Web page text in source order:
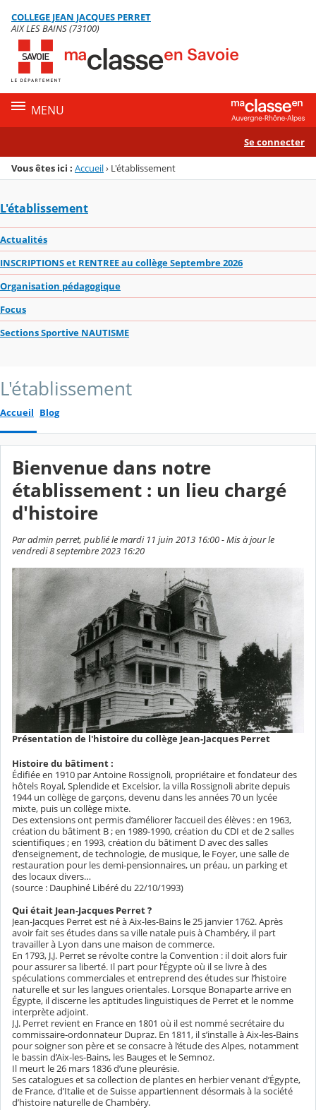
Menu de la rubrique
Contenu
COLLEGE JEAN JACQUES PERRET
AIX LES BAINS (73100)
MENU
Se connecter
Vous êtes ici : Accueil› L'établissement
L'établissement
Actualités
INSCRIPTIONS et RENTREE au collège Septembre 2026
Organisation pédagogique
Focus
Sections Sportive NAUTISME
L'établissement
Accueil Blog
Bienvenue dans notre
établissement : un lieu chargé
d'histoire
Par admin perret, publié le mardi 11 juin 2013 16:00 - Mis à jour le
vendredi 8 septembre 2023 16:20
Présentation de l'histoire du collège Jean-Jacques Perret
Histoire du bâtiment :
Édifiée en 1910 par Antoine Rossignoli, propriétaire et fondateur des
hôtels Royal, Splendide et Excelsior, la villa Rossignoli abrite depuis
1944 un collège de garçons, devenu dans les années 70 un lycée
mixte, puis un collège mixte.
Des extensions ont permis d’améliorer l’accueil des élèves : en 1963,
création du bâtiment B ; en 1989-1990, création du CDI et de 2 salles
scientifiques ; en 1993, création du bâtiment D avec des salles
d’enseignement, de technologie, de musique, le Foyer, une salle de
restauration pour les demi-pensionnaires, un préau, un parking et
des locaux divers…
(source : Dauphiné Libéré du 22/10/1993)
Qui était Jean-Jacques Perret ?
Jean-Jacques Perret est né à Aix-les-Bains le 25 janvier 1762. Après
avoir fait ses études dans sa ville natale puis à Chambéry, il part
travailler à Lyon dans une maison de commerce.
En 1793, J.J. Perret se révolte contre la Convention : il doit alors fuir
pour assurer sa liberté. Il part pour l’Égypte où il se livre à des
spéculations commerciales et entreprend des études sur l’histoire
naturelle et sur les langues orientales. Lorsque Bonaparte arrive en
Égypte, il discerne les aptitudes linguistiques de Perret et le nomme
interprète adjoint.
J.J. Perret revient en France en 1801 où il est nommé secrétaire du
commissaire-ordonnateur Dupraz. En 1811, il s’installe à Aix-les-Bains
pour soigner son père et se consacre à l’étude des Alpes, notamment
le bassin d’Aix-les-Bains, les Bauges et le Semnoz.
Il meurt le 26 mars 1836 d’une pleurésie.
Ses catalogues et sa collection de plantes en herbier venant d’Égypte,
de France, d’Italie et de Suisse appartiennent désormais à la société
d’histoire naturelle de Chambéry.